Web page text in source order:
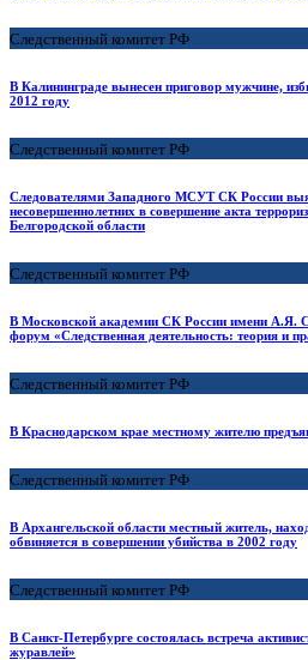
Следственный комитет РФ
В Калининграде вынесен приговор мужчине,
2012 году
Следственный комитет РФ
Следователями Западного МСУТ СК России
несовершеннолетних в совершение акта
Белгородской области
Следственный комитет РФ
В Московской академии СК России имени А.Я.
форум «Следственная деятельность: теория и
Следственный комитет РФ
В Краснодарском крае местному жителю
Следственный комитет РФ
В Архангельской области местный житель,
обвиняется в совершении убийства в 2002 году
Следственный комитет РФ
В Санкт-Петербурге состоялась встреча
журавлей»